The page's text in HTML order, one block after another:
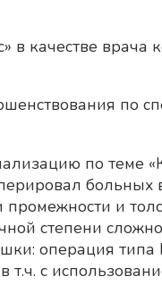
качестве врача
по
по теме
больных
и
степени
операция типа
с